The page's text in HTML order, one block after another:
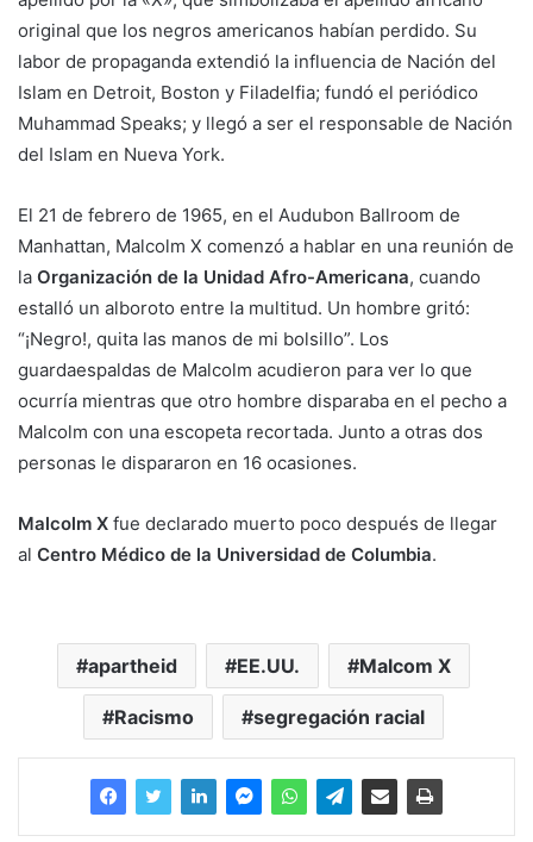
original que los negros americanos habían perdido. Su
labor de propaganda extendió la influencia de Nación del
Islam en Detroit, Boston y Filadelfia; fundó el periódico
Muhammad Speaks; y llegó a ser el responsable de Nación
del Islam en Nueva York.
El 21 de febrero de 1965, en el Audubon Ballroom de
Manhattan, Malcolm X comenzó a hablar en una reunión de
la Organización de la Unidad Afro-Americana, cuando
estalló un alboroto entre la multitud. Un hombre gritó:
“¡Negro!, quita las manos de mi bolsillo”. Los
guardaespaldas de Malcolm acudieron para ver lo que
ocurría mientras que otro hombre disparaba en el pecho a
Malcolm con una escopeta recortada. Junto a otras dos
personas le dispararon en 16 ocasiones.
Malcolm X fue declarado muerto poco después de llegar
al Centro Médico de la Universidad de Columbia.
apartheid EE.UU. Malcom X
Racismo segregación racial